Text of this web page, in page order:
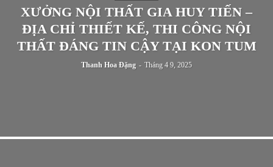
XƯỞNG NỘI THẤT GIA HUY TIẾN –
ĐỊA CHỈ THIẾT KẾ, THI CÔNG NỘI
THẤT ĐÁNG TIN CẬY TẠI KON TUM
Thanh Hoa Đặng - Tháng 4 9, 2025